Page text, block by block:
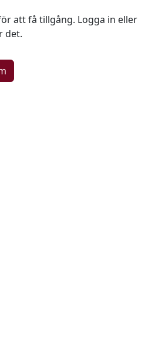
att få tillgång. Logga in eller
det.